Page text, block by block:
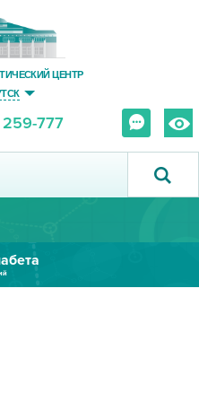
ЦЕНТР
259-777